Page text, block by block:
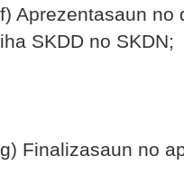
f) Aprezentasaun no
iha SKDD no SKDN;
g) Finalizasaun no